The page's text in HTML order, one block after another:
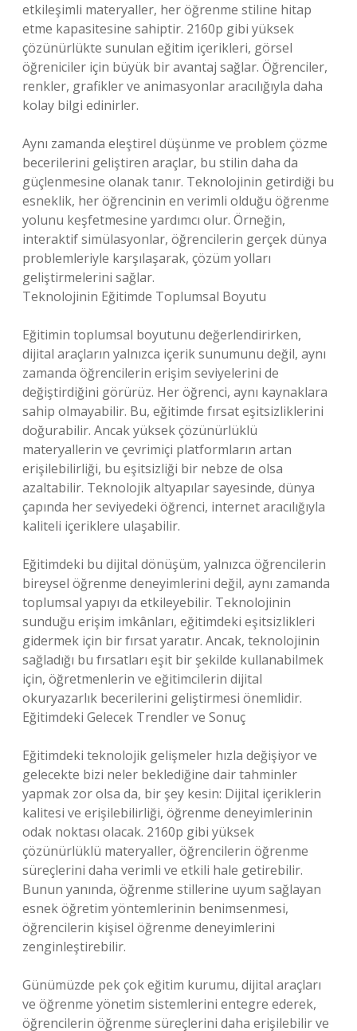
etkileşimli materyaller, her öğrenme stiline hitap
etme kapasitesine sahiptir. 2160p gibi yüksek
çözünürlükte sunulan eğitim içerikleri, görsel
öğreniciler için büyük bir avantaj sağlar. Öğrenciler,
renkler, grafikler ve animasyonlar aracılığıyla daha
kolay bilgi edinirler.
Aynı zamanda eleştirel düşünme ve problem çözme
becerilerini geliştiren araçlar, bu stilin daha da
güçlenmesine olanak tanır. Teknolojinin getirdiği bu
esneklik, her öğrencinin en verimli olduğu öğrenme
yolunu keşfetmesine yardımcı olur. Örneğin,
interaktif simülasyonlar, öğrencilerin gerçek dünya
problemleriyle karşılaşarak, çözüm yolları
geliştirmelerini sağlar.
Teknolojinin Eğitimde Toplumsal Boyutu
Eğitimin toplumsal boyutunu değerlendirirken,
dijital araçların yalnızca içerik sunumunu değil, aynı
zamanda öğrencilerin erişim seviyelerini de
değiştirdiğini görürüz. Her öğrenci, aynı kaynaklara
sahip olmayabilir. Bu, eğitimde fırsat eşitsizliklerini
doğurabilir. Ancak yüksek çözünürlüklü
materyallerin ve çevrimiçi platformların artan
erişilebilirliği, bu eşitsizliği bir nebze de olsa
azaltabilir. Teknolojik altyapılar sayesinde, dünya
çapında her seviyedeki öğrenci, internet aracılığıyla
kaliteli içeriklere ulaşabilir.
Eğitimdeki bu dijital dönüşüm, yalnızca öğrencilerin
bireysel öğrenme deneyimlerini değil, aynı zamanda
toplumsal yapıyı da etkileyebilir. Teknolojinin
sunduğu erişim imkânları, eğitimdeki eşitsizlikleri
gidermek için bir fırsat yaratır. Ancak, teknolojinin
sağladığı bu fırsatları eşit bir şekilde kullanabilmek
için, öğretmenlerin ve eğitimcilerin dijital
okuryazarlık becerilerini geliştirmesi önemlidir.
Eğitimdeki Gelecek Trendler ve Sonuç
Eğitimdeki teknolojik gelişmeler hızla değişiyor ve
gelecekte bizi neler beklediğine dair tahminler
yapmak zor olsa da, bir şey kesin: Dijital içeriklerin
kalitesi ve erişilebilirliği, öğrenme deneyimlerinin
odak noktası olacak. 2160p gibi yüksek
çözünürlüklü materyaller, öğrencilerin öğrenme
süreçlerini daha verimli ve etkili hale getirebilir.
Bunun yanında, öğrenme stillerine uyum sağlayan
esnek öğretim yöntemlerinin benimsenmesi,
öğrencilerin kişisel öğrenme deneyimlerini
zenginleştirebilir.
Günümüzde pek çok eğitim kurumu, dijital araçları
ve öğrenme yönetim sistemlerini entegre ederek,
öğrencilerin öğrenme süreçlerini daha erişilebilir ve